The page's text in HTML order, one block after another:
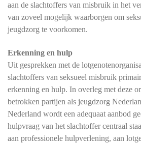
aan de slachtoffers van misbruik in het
van zoveel mogelijk waarborgen om
jeugdzorg te voorkomen.
Erkenning en hulp
Uit gesprekken met de
slachtoffers van seksueel misbruik
erkenning en hulp. In overleg met deze
betrokken partijen als jeugdzorg
Nederland wordt een adequaat aanbod
hulpvraag van het slachtoffer centraal
aan professionele hulpverlening, aan